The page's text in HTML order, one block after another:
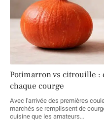
Potimarron vs citrouille :
chaque courge
Avec l'arrivée des premières
marchés se remplissent de
cuisine que les amateurs…